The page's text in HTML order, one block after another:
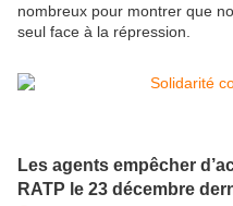
nombreux pour montrer que
seul face à la répression.
Les agents empêcher
RATP le 23 décembre